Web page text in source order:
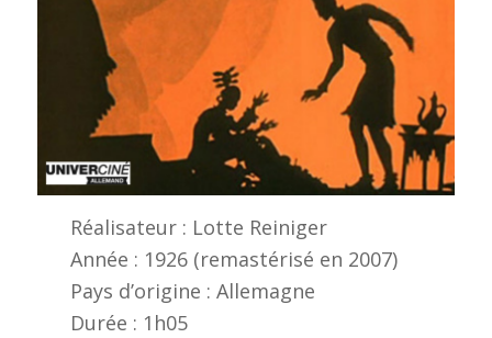
Réalisateur : Lotte Reiniger
Année : 1926 (remastérisé en 2007)
Pays d’origine : Allemagne
Durée : 1h05